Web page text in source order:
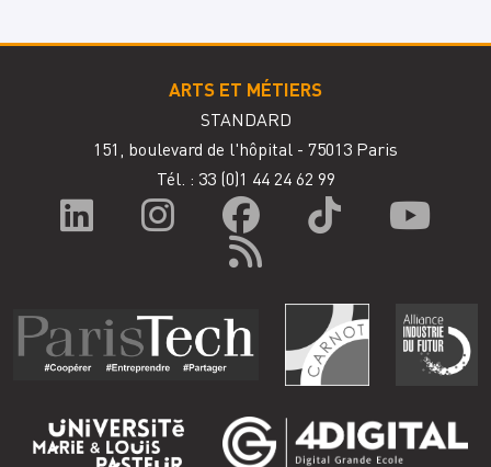
ARTS ET MÉTIERS
STANDARD
151, boulevard de l'hôpital - 75013 Paris
Tél. : 33 (0)1 44 24 62 99